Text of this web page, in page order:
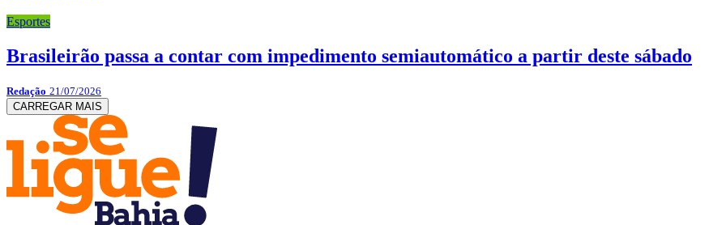
Esportes
Brasileirão passa a contar com impedimento semiautomático a partir deste sábado
Redação 21/07/2026
CARREGAR MAIS